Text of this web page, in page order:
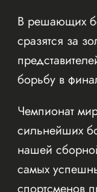
В решающих
сразятся за
борьбу в
Чемпионат
сильнейших
нашей
самых